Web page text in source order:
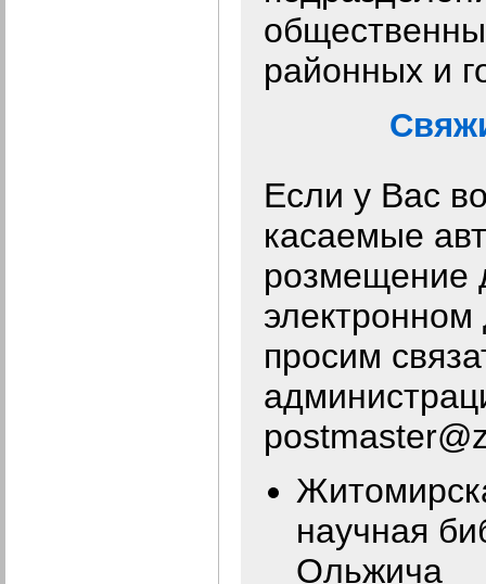
районных и
Если у Вас
касаемые
розмещение
электронном
просим
научная
Ольжича